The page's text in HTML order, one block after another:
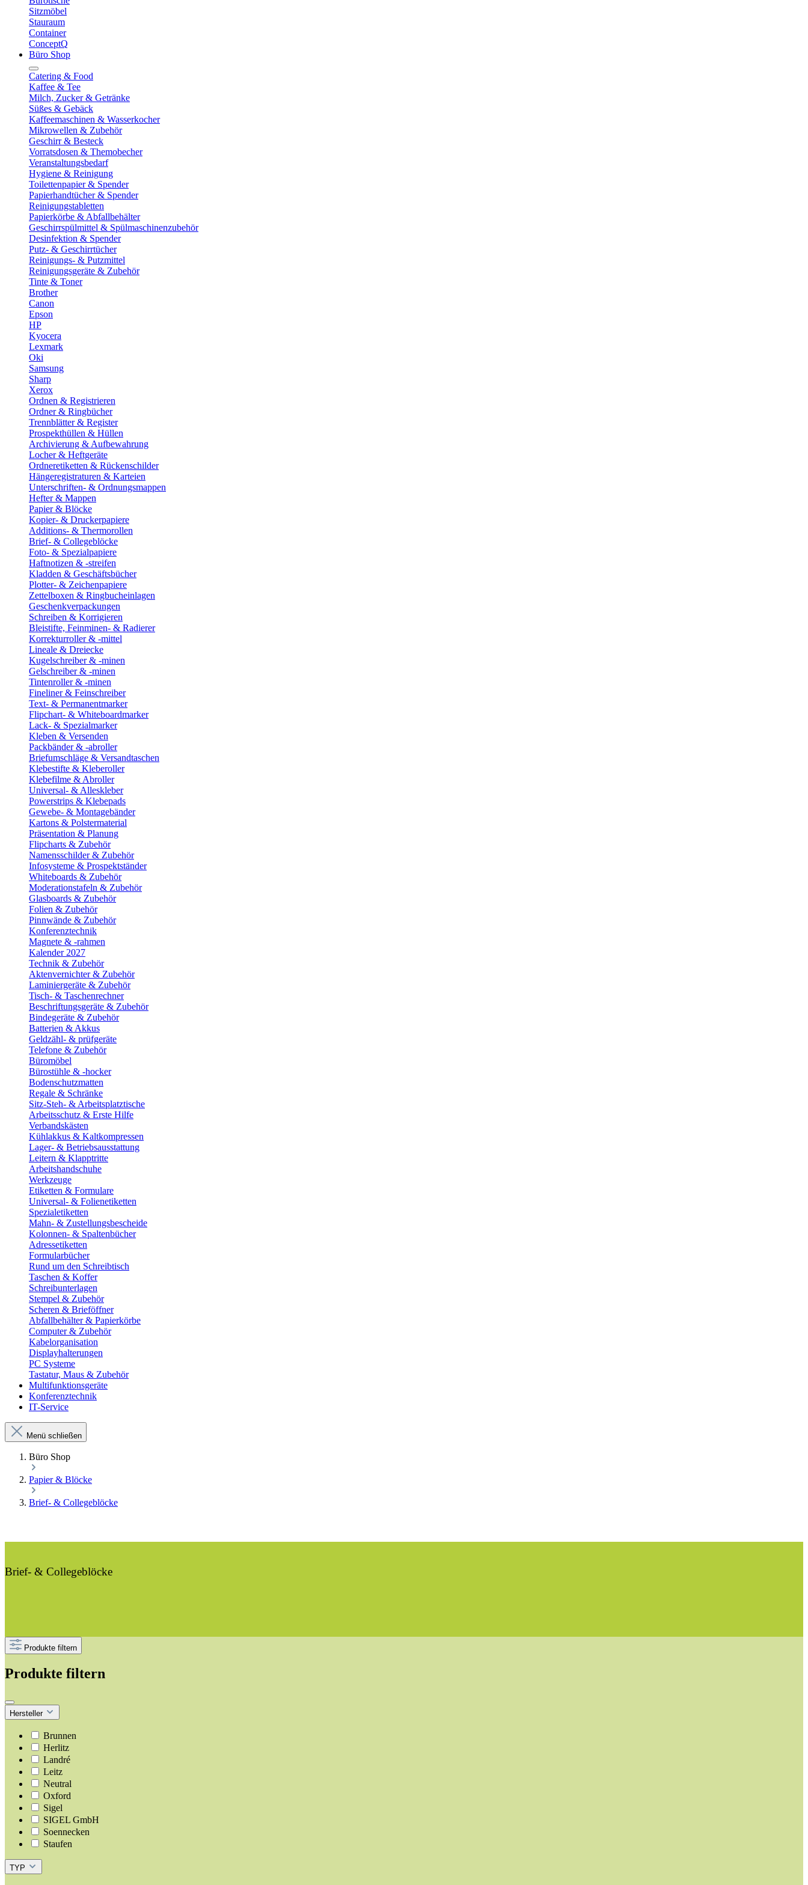
Sitzmöbel
Stauraum
Container
ConceptQ
Büro Shop
Catering & Food
Kaffee & Tee
Milch, Zucker & Getränke
Süßes & Gebäck
Kaffeemaschinen & Wasserkocher
Mikrowellen & Zubehör
Geschirr & Besteck
Vorratsdosen & Themobecher
Veranstaltungsbedarf
Hygiene & Reinigung
Toilettenpapier & Spender
Papierhandtücher & Spender
Reinigungstabletten
Papierkörbe & Abfallbehälter
Geschirrspülmittel & Spülmaschinenzubehör
Desinfektion & Spender
Putz- & Geschirrtücher
Reinigungs- & Putzmittel
Reinigungsgeräte & Zubehör
Tinte & Toner
Brother
Canon
Epson
HP
Kyocera
Lexmark
Oki
Samsung
Sharp
Xerox
Ordnen & Registrieren
Ordner & Ringbücher
Trennblätter & Register
Prospekthüllen & Hüllen
Archivierung & Aufbewahrung
Locher & Heftgeräte
Ordneretiketten & Rückenschilder
Hängeregistraturen & Karteien
Unterschriften- & Ordnungsmappen
Hefter & Mappen
Papier & Blöcke
Kopier- & Druckerpapiere
Additions- & Thermorollen
Brief- & Collegeblöcke
Foto- & Spezialpapiere
Haftnotizen & -streifen
Kladden & Geschäftsbücher
Plotter- & Zeichenpapiere
Zettelboxen & Ringbucheinlagen
Geschenkverpackungen
Schreiben & Korrigieren
Bleistifte, Feinminen- & Radierer
Korrekturroller & -mittel
Lineale & Dreiecke
Kugelschreiber & -minen
Gelschreiber & -minen
Tintenroller & -minen
Fineliner & Feinschreiber
Text- & Permanentmarker
Flipchart- & Whiteboardmarker
Lack- & Spezialmarker
Kleben & Versenden
Packbänder & -abroller
Briefumschläge & Versandtaschen
Klebestifte & Kleberoller
Klebefilme & Abroller
Universal- & Alleskleber
Powerstrips & Klebepads
Gewebe- & Montagebänder
Kartons & Polstermaterial
Präsentation & Planung
Flipcharts & Zubehör
Namensschilder & Zubehör
Infosysteme & Prospektständer
Whiteboards & Zubehör
Moderationstafeln & Zubehör
Glasboards & Zubehör
Folien & Zubehör
Pinnwände & Zubehör
Konferenztechnik
Magnete & -rahmen
Kalender 2027
Technik & Zubehör
Aktenvernichter & Zubehör
Laminiergeräte & Zubehör
Tisch- & Taschenrechner
Beschriftungsgeräte & Zubehör
Bindegeräte & Zubehör
Batterien & Akkus
Geldzähl- & prüfgeräte
Telefone & Zubehör
Büromöbel
Bürostühle & -hocker
Bodenschutzmatten
Regale & Schränke
Sitz-Steh- & Arbeitsplatztische
Arbeitsschutz & Erste Hilfe
Verbandskästen
Kühlakkus & Kaltkompressen
Lager- & Betriebsausstattung
Leitern & Klapptritte
Arbeitshandschuhe
Werkzeuge
Etiketten & Formulare
Universal- & Folienetiketten
Spezialetiketten
Mahn- & Zustellungsbescheide
Kolonnen- & Spaltenbücher
Adressetiketten
Formularbücher
Rund um den Schreibtisch
Taschen & Koffer
Schreibunterlagen
Stempel & Zubehör
Scheren & Brieföffner
Abfallbehälter & Papierkörbe
Computer & Zubehör
Kabelorganisation
Displayhalterungen
PC Systeme
Tastatur, Maus & Zubehör
Multifunktionsgeräte
Konferenztechnik
IT-Service
Menü schließen
Büro Shop
Papier & Blöcke
Brief- & Collegeblöcke
Brief- & Collegeblöcke
Produkte filtern
Produkte filtern
Hersteller
Brunnen
Herlitz
Landré
Leitz
Neutral
Oxford
Sigel
SIGEL GmbH
Soennecken
Staufen
TYP